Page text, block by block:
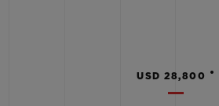
USD 28,800 •